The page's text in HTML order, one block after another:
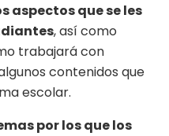
aspectos que se les
, así como
trabajará con
contenidos que
escolar.
por los que los